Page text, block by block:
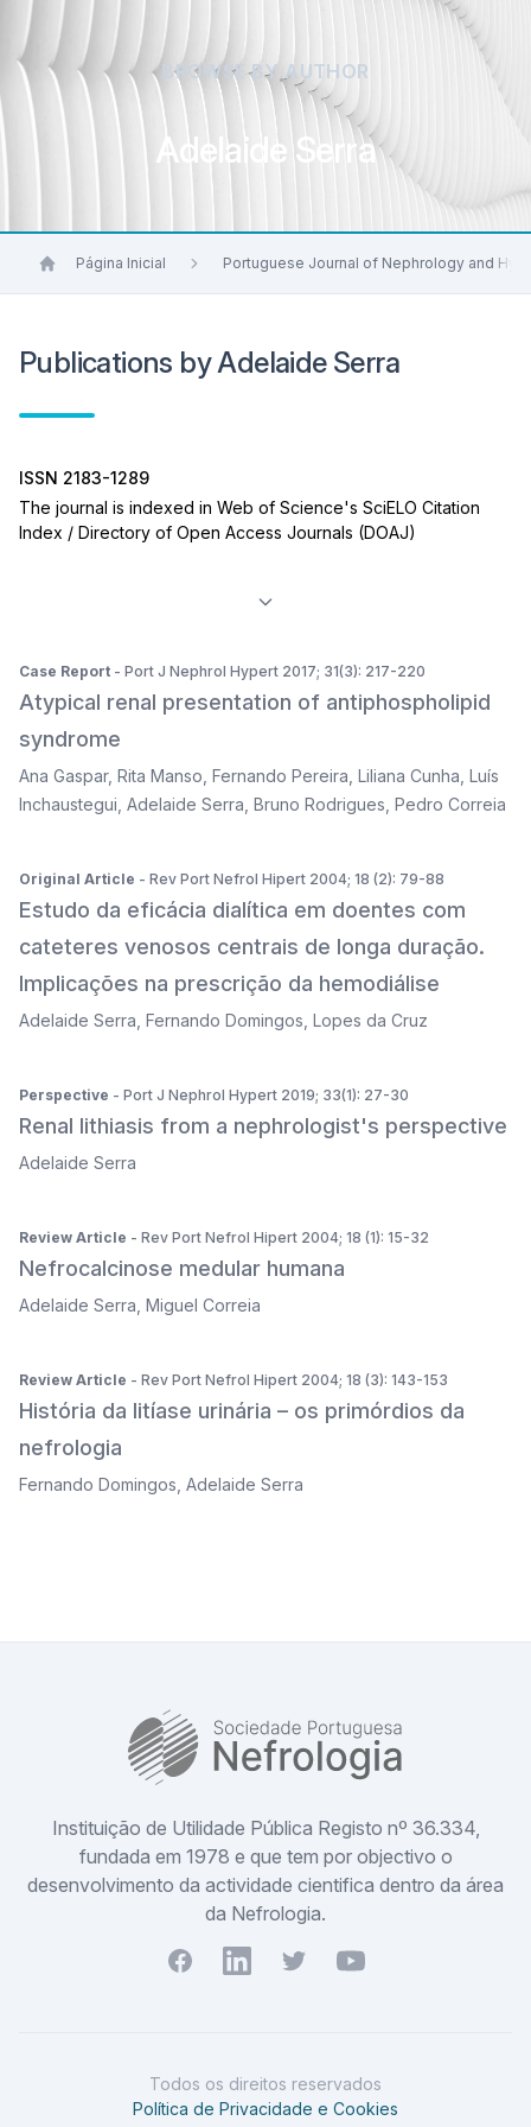
BROWSE BY AUTHOR
Adelaide Serra
Página Inicial Portuguese Journal of Nephrology and
Publications by Adelaide Serra
ISSN 2183-1289
The journal is indexed in Web of Science's SciELO Citation
Index / Directory of Open Access Journals (DOAJ)
Case Report - Port J Nephrol Hypert 2017; 31(3): 217-220
Atypical renal presentation of antiphospholipid
syndrome
Ana Gaspar, Rita Manso Fernando Pereira Liliana Cunha Luís
Inchaustegui Adelaide Serra Bruno Rodrigues Pedro Correia
Original Article - Rev Port Nefrol Hipert 2004; 18 (2): 79-88
Estudo da eficácia dialítica em doentes com
cateteres venosos centrais de longa duração.
Implicações na prescrição da hemodiálise
Adelaide Serra Fernando Domingos Lopes da Cruz
Perspective - Port J Nephrol Hypert 2019; 33(1): 27-30
Renal lithiasis from a nephrologist's perspective
Adelaide Serra
Review Article - Rev Port Nefrol Hipert 2004; 18 (1): 15-32
Nefrocalcinose medular humana
Adelaide Serra Miguel Correia
Review Article - Rev Port Nefrol Hipert 2004; 18 (3): 143-153
História da litíase urinária – os primórdios da
nefrologia
Fernando Domingos Adelaide Serra
Instituição de Utilidade Pública Registo nº 36.334,
fundada em 1978 e que tem por objectivo o
desenvolvimento da actividade cientifica dentro da área
da Nefrologia.
FacebookYoutubeTwitterYoutube
Todos os direitos reservados
Política de Privacidade e Cookies